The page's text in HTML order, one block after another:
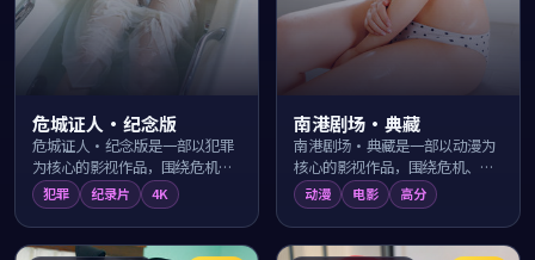
危城证人·纪念版
危城证人·纪念版是一部以犯罪
为核心的影视作品，围绕危机、
反转与人物成长展开，整体节奏
紧凑，值得推荐观看。
犯罪 纪录片 4K
南港剧场·典藏
南港剧场·典藏是一部以动漫为
核心的影视作品，围绕危机、反
转与人物成长展开，整体节奏紧
凑，值得推荐观看。
动漫 电影 高分